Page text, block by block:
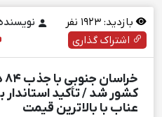
بازدید: نفر
اشتراک گذاری
کشور شد / تأکید استاندار
عناب با بالاترین قیمت